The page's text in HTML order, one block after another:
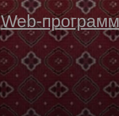
Web-